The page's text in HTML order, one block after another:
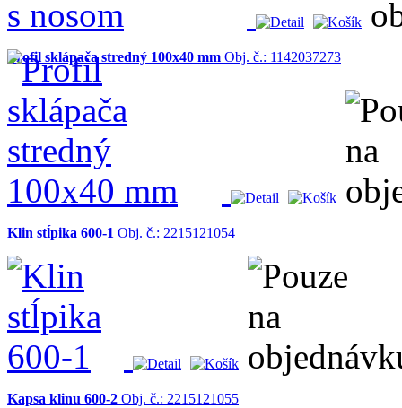
Profil sklápača stredný 100x40 mm Obj. č.: 1142037273
Klin stĺpika 600-1 Obj. č.: 2215121054
Kapsa klinu 600-2 Obj. č.: 2215121055